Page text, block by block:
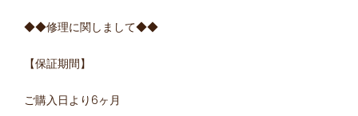
◆◆修理に関しまして◆◆
【保証期間】
ご購入日より6ヶ月